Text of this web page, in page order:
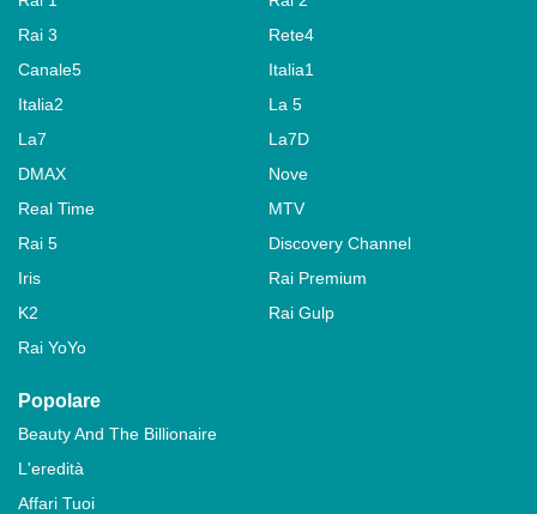
Rai 3
Rete4
Canale5
Italia1
Italia2
La 5
La7
La7D
DMAX
Nove
Real Time
MTV
Rai 5
Discovery Channel
Iris
Rai Premium
K2
Rai Gulp
Rai YoYo
Popolare
Beauty And The Billionaire
L'eredità
Affari Tuoi